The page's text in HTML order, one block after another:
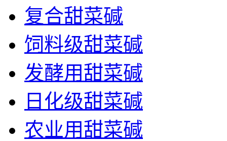
复合甜菜碱
饲料级甜菜碱
发酵用甜菜碱
日化级甜菜碱
农业用甜菜碱